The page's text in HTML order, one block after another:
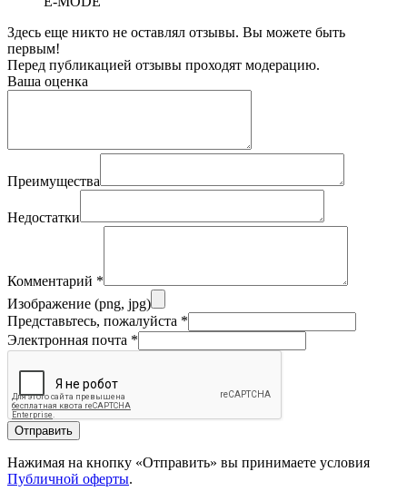
Здесь еще никто не оставлял отзывы. Вы можете быть
первым!
Перед публикацией отзывы проходят модерацию.
Ваша оценка
Преимущества
Недостатки
Комментарий *
Изображение (png, jpg)
Представьтесь, пожалуйста *
Электронная почта *
Отправить
Нажимая на кнопку «Отправить» вы принимаете условия
Публичной оферты.